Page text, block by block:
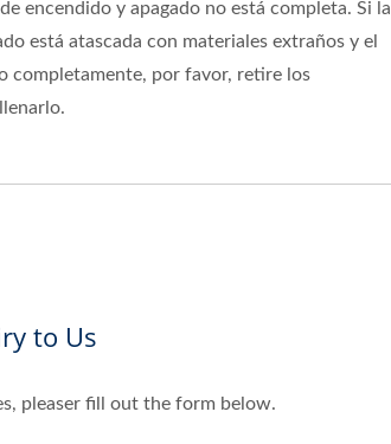
encendido y apagado no está completa. Si la
está atascada con materiales extraños y el
completamente, por favor, retire los